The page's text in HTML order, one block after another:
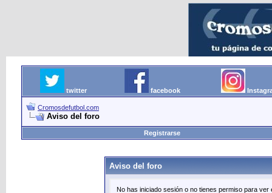
twitter facebook
Cromosdefutbol.com
Aviso del foro
Registrarse
Aviso del foro
No has iniciado sesión o no tienes permiso para